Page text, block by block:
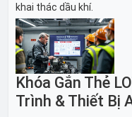
khai thác dầu khí.
Khóa Gắn Thẻ
Trình & Thiết Bị